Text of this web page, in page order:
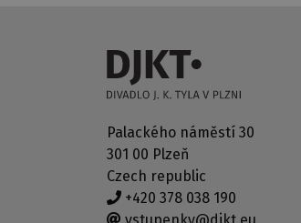
Palackého náměstí 30
301 00 Plzeň
Czech republic
+420 378 038 190